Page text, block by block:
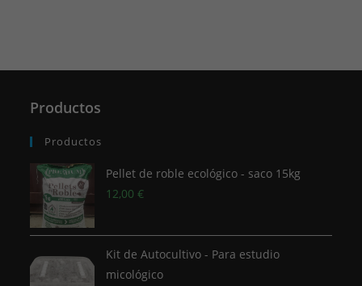
Productos
Productos
Pellet de roble ecológico - saco 15kg
12,00€
Kit de Autocultivo - Para estudio
micológico